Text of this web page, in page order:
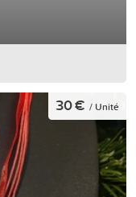
30 € / Unité